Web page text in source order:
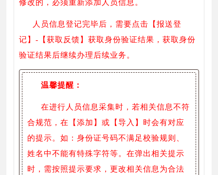
修改的，必须重新添加人员信息。
人员信息登记完毕后，需要点击【报送登
记】-【获取反馈】获取身份验证结果，获取身份
验证结果后继续办理后续业务。
温馨提醒：
在进行人员信息采集时，若相关信息不符
合规范，在【添加】或【导入】时会有对应
的提示。如：身份证号码不满足校验规则、
姓名中不能有特殊字符等。在弹出相关提示
时，需按照提示要求，更改相关信息为合法